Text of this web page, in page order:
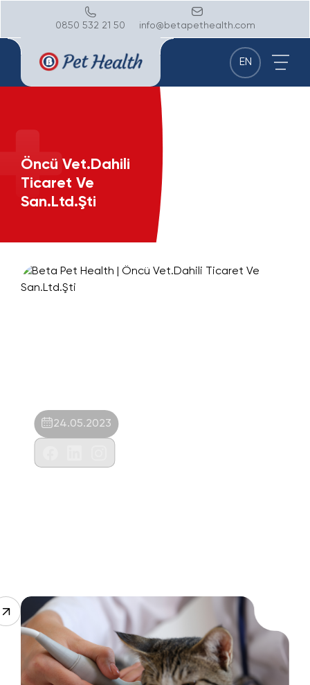
0850 532 21 50 info@betapethealth.com
EN
Öncü Vet.Dahili
Ticaret Ve
San.Ltd.Şti
24.05.2023